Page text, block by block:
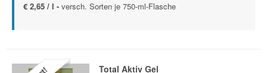
€ 2,65 / l - versch. Sorten je 750-ml-Flasche
Total Aktiv Gel